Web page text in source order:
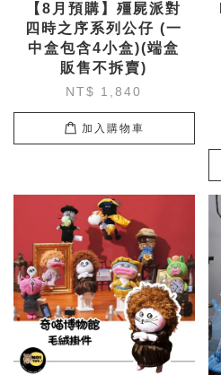
【8月預購】殭屍派對
四時之序系列公仔 (一
中盒包含4小盒)(端盒
販售不拆賣)
NT$ 1,840
加入購物車